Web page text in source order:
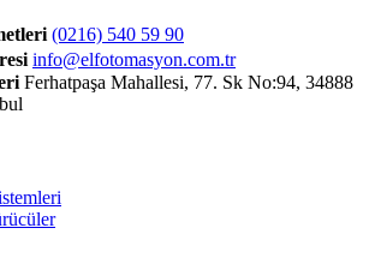
(0216) 540 59 90
info@elfotomasyon.com.tr
Ferhatpaşa Mahallesi, 77. Sk No:94, 34888